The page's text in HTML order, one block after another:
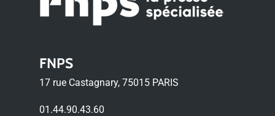
FNPS
17 rue Castagnary, 75015 PARIS
01.44.90.43.60